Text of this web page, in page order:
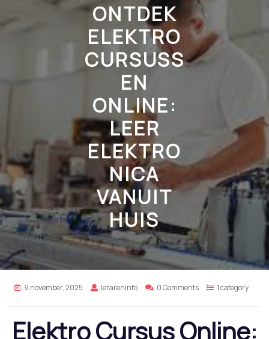
ONTDEK
ELEKTRO
CURSUSS
EN
ONLINE:
LEER
ELEKTRO
NICA
VANUIT
HUIS
9 november, 2025 lerareninfo 0 Comments 1 category
Elektro Cursus Online: